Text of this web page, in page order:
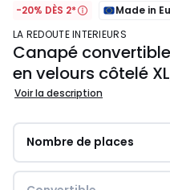
-20% DÈS 2*
Made in
LA REDOUTE INTERIEURS
Canapé
en velours côtelé
Voir la description
Nombre de places